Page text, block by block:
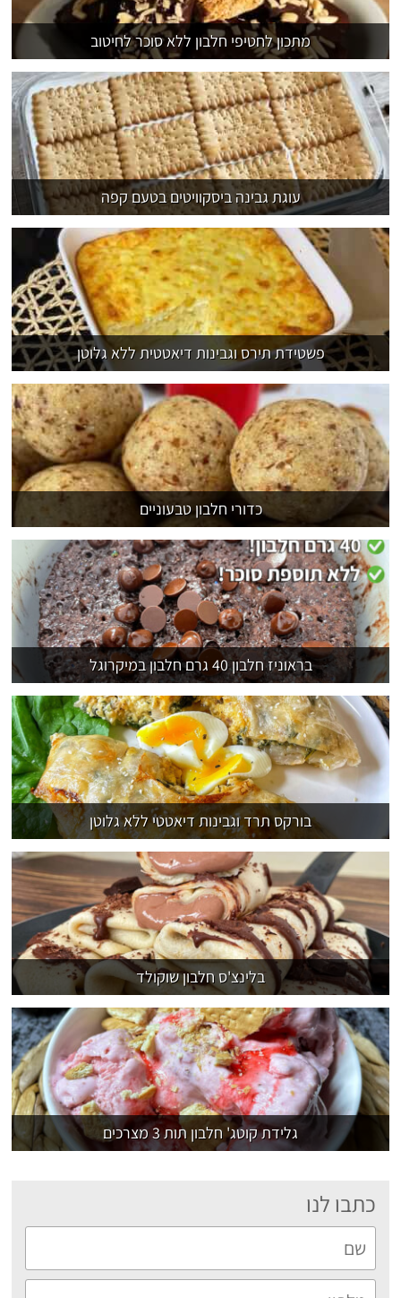
מתכון לחטיפי חלבון ללא סוכר לחיטוב
עוגת גבינה ביסקוויטים בטעם קפה
פשטידת תירס וגבינות דיאטטית ללא גלוטן
כדורי חלבון טבעוניים
בראוניז חלבון 40 גרם חלבון במיקרוגל
בורקס תרד וגבינות דיאטטי ללא גלוטן
בלינצ'ס חלבון שוקולד
גלידת קוטג' חלבון תות 3 מצרכים
כתבו לנו